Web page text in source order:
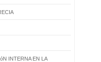
INTERNA EN LA